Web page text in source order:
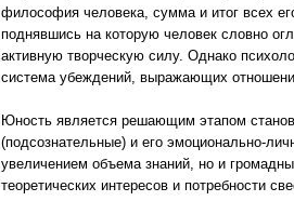
философия человека, сумма и итог всех
поднявшись на которую человек словно
активную творческую силу. Однако
система убеждений, выражающих
Юность является решающим этапом
(подсознательные) и его эмоционально-
увеличением объема знаний, но и
теоретических интересов и потребности